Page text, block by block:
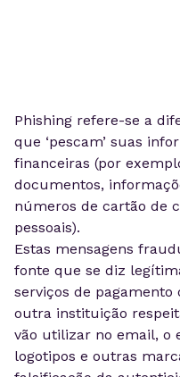
Phishing refere-se a
que ‘pescam’ suas
financeiras (por
documentos,
números de cartão de
pessoais).
Estas mensagens
fonte que se diz
serviços de
outra instituição
vão utilizar no email, o
logotipos e outras